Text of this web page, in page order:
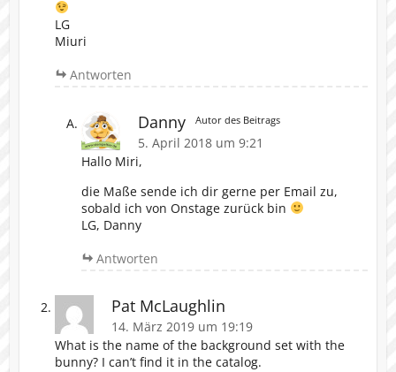
LG
Miuri
Antworten
Danny Autor des Beitrags
5. April 2018 um 9:21
Hallo Miri,
die Maße sende ich dir gerne per Email zu,
sobald ich von Onstage zurück bin
LG, Danny
Antworten
Pat McLaughlin
14. März 2019 um 19:19
What is the name of the background set with the
bunny? I can’t find it in the catalog.